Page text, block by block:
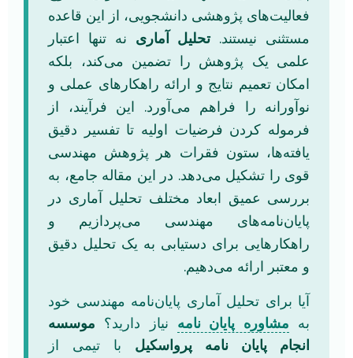
فعالیت‌های پژوهشی دانشجویی، از این قاعده
مستثنی نیستند.تحلیل آماری نه تنها اعتبار
علمی یک پژوهش را تضمین می‌کند، بلکه
امکان تعمیم نتایج و ارائه راهکارهای عملی و
نوآورانه را فراهم می‌آورد. این فرآیند، از
فرموله کردن فرضیات اولیه تا تفسیر دقیق
یافته‌ها، ستون فقرات هر پژوهش مهندسی
قوی را تشکیل می‌دهد. در این مقاله جامع، به
بررسی عمیق ابعاد مختلف تحلیل آماری در
پایان‌نامه‌های مهندسی می‌پردازیم و
راهکارهایی برای دستیابی به یک تحلیل دقیق
و معتبر ارائه می‌دهیم.
آیا برای تحلیل آماری پایان‌نامه مهندسی خود
به مشاوره پایان نامه نیاز دارید؟ موسسه
انجام پایان نامه پرواسکیل با تیمی از